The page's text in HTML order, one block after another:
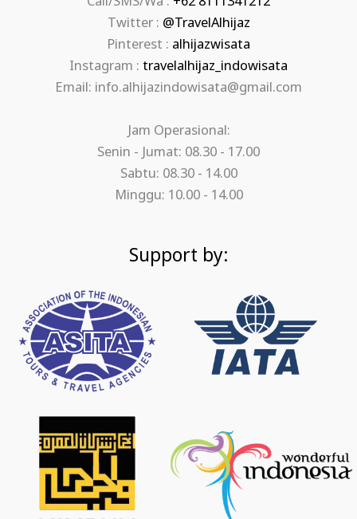
Twitter : @TravelAlhijaz
Pinterest : alhijazwisata
Instagram : travelalhijaz_indowisata
Email: info.alhijazindowisata@gmail.com
Jam Operasional:
Senin - Jumat: 08.30 - 17.00
Sabtu: 08.30 - 14.00
Minggu: 10.00 - 14.00
Support by: